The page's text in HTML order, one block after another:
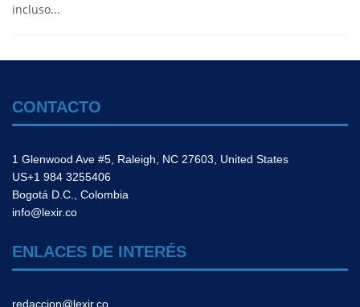
incluso...
CONTACTO
1 Glenwood Ave #5, Raleigh, NC 27603, United States
US+1 984 3255406
Bogotá D.C., Colombia
info@lexir.co
ENLACES DE INTERÉS
redaccion@lexir.co